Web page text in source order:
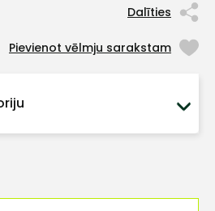
Dalīties
Pievienot vēlmju sarakstam